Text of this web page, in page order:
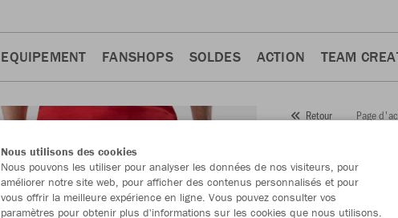
EQUIPEMENT FANSHOPS SOLDES ACTION TEAM
Retour Page
Numéro d’article:
Nous utilisons des cookies
Nous pouvons les utiliser pour analyser les données de nos visiteurs, pour
améliorer notre site web, pour afficher des contenus personnalisés et pour
vous offrir la meilleure expérience en ligne. Vous pouvez consulter vos
paramètres pour obtenir plus d'informations sur les cookies que nous utilisons.